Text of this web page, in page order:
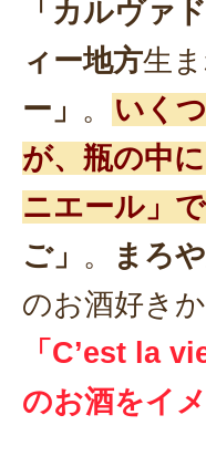
「カルヴァド
ィー地方生
ー」 。
いく
が、瓶の中
ニエール」で
ご」 。
まろ
のお酒好き
「C’est la
のお酒をイ